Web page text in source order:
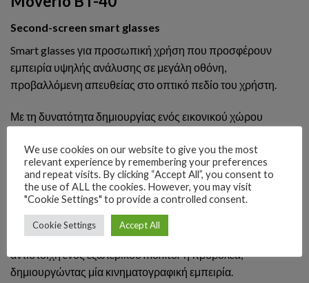
Second-screen smart glasses
Smart glasses για προσωπική χρήση που προσφέρουν
εμπειρία υψηλής ανάλυσης σε μεγάλη οθόνη,
προβαλλόμενη απευθείας στο οπτικό πεδίο του χρήστη.
Με τη δυνατότητα δημιουργίας ενός εικονικού χώρου
που βρίσκονται συνεχώς σε κίνηση.Ο χρήστης μπορεί να
ενεργοποιήσει μια δεύτερη οθόνη για αυξημένη ιδιωτικότητα
ή να επεκτείνει την επιφάνεια εργασίας του με ένα εικονικό
δεύτερο monitor. Με δυνατότητα σύνδεσης σε smartphones,
tablets και υπολογιστές μέσω USB-C, προσφέρουν
προβολή Full HD 1080p ευρείας οθόνης, με ποιότητα
αντίστοιχη ενός εξωτερικού monitor ή προβολέα,
δημιουργώντας μία κινηματογραφική εμπειρία.
We use cookies on our website to give you the most
relevant experience by remembering your preferences
and repeat visits. By clicking “Accept All”, you consent to
the use of ALL the cookies. However, you may visit
"Cookie Settings" to provide a controlled consent.
Cookie Settings Accept All